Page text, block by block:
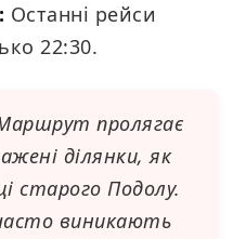
Останні рейси
22:30.
пролягає
ділянки, як
старого Подолу.
виникають